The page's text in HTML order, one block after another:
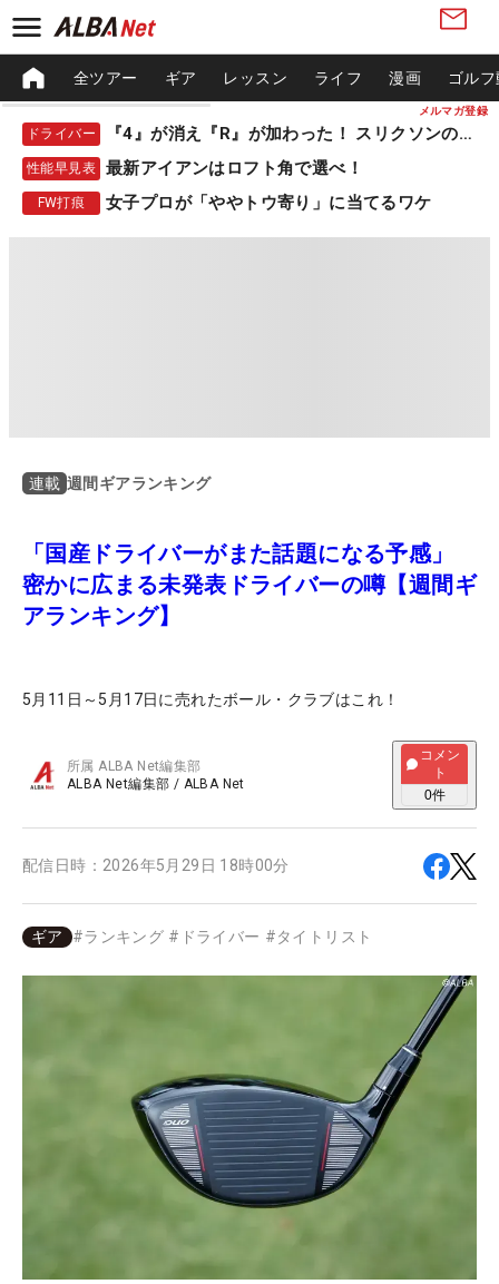
メルマガ登録
全ツアー ギア レッスン ライフ 漫画 ゴル
ドライバー 『4』が消え『R』が加わった！ スリクソンの新作
性能早見表 最新アイアンはロフト角で選べ！
FW打痕 女子プロが「ややトウ寄り」に当てるワケ
連載 週間ギアランキング
「国産ドライバーがまた話題になる予感」
密かに広まる未発表ドライバーの噂【週間ギ
アランキング】
5月11日～5月17日に売れたボール・クラブはこれ！
所属ALBA Net編集部
ALBA Net編集部 / ALBA Net
コメン
ト
0件
配信日時： 2026年5月29日 18時00分
ギア #ランキング # ドライバー #タイトリスト